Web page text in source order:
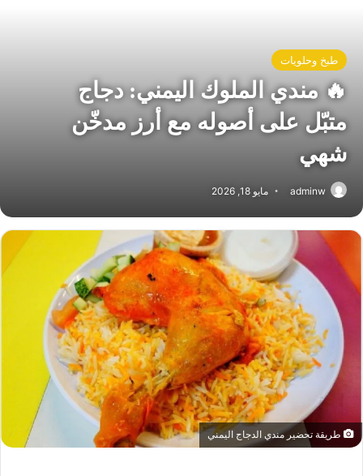
طبخ وحلويات
🔥 مندي الملوك اليمني: دجاج
متبّل على أصوله مع أرز مدخّن
شهي
adminw مايو 18, 2026
طريقة تحضير مندي الدجاج اليمني